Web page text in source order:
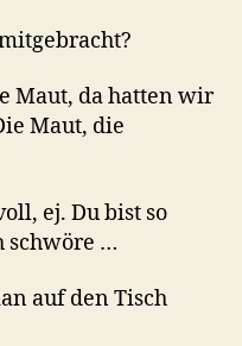
Maut, da hatten wir
Maut, die
ej. Du bist so
schwöre …
auf den Tisch